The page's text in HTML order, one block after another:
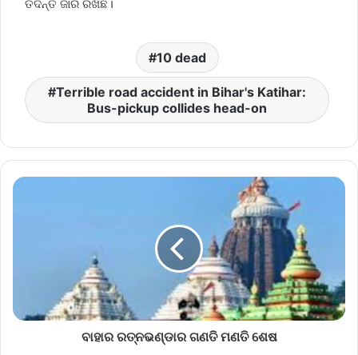
ତଦନ୍ତ ଜାରି ରଖିଛି।
10 dead
Terrible road accident in Bihar's Katihar:
Bus-pickup collides head-on
ବାହାର ରତ୍ନଭଣ୍ଡାର ଗଣତି ମଣତି ଶେଷ